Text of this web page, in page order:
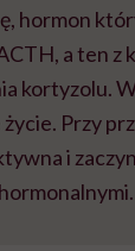
hormon
a ten z
kortyzolu.
Przy
i